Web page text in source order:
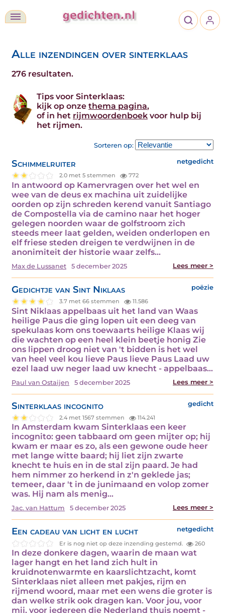
Alle inzendingen over sinterklaas
276 resultaten.
Tips voor Sinterklaas:
kijk op onze thema pagina,
of in het rijmwoordenboek voor hulp bij
het rijmen.
Sorteren op:
Schimmelruiter netgedicht
2.0 met 5 stemmen 772
In antwoord op Kamervragen over het wel en
wee van de deus ex machina uit zuidelijke
oorden op zijn schreden kerend vanuit Santiago
de Compostella via de camino naar het hoger
gelegen noorden waar de golfstroom zich
steeds meer laat gelden, weiden onderlopen en
elf friese steden dreigen te verdwijnen in de
anonimiteit der historie waar zelfs…
Max de Lussanet 5 december 2025 Lees meer >
Gedichtje van Sint Niklaas poëzie
3.7 met 66 stemmen 11.586
Sint Niklaas appelbaas uit het land van Waas
heilige Paus die ging lopen uit een deeg van
spekulaas kom ons toewaarts heilige Klaas wij
die wachten op een heel klein beetje honig Zie
ons lippen droog niet van 't bidden is het wel
van heel veel kou lieve Paus lieve Paus Laad uw
ezel laad uw neger laad uw knecht - appelbaas…
Paul van Ostaijen 5 december 2025 Lees meer >
Sinterklaas incognito gedicht
2.4 met 1567 stemmen 114.241
In Amsterdam kwam Sinterklaas een keer
incognito: geen tabbaard om geen mijter op; hij
kwam er maar es zo, als een gewone oude heer
met lange witte baard; hij liet zijn zwarte
knecht te huis en in de stal zijn paard. Je had
hem nimmer zo herkend in z'n geklede jas;
temeer, daar 't in de junimaand en volop zomer
was. Hij nam als menig…
Jac. van Hattum 5 december 2025 Lees meer >
Een cadeau van licht en lucht netgedicht
Er is nog niet op deze inzending gestemd. 260
In deze donkere dagen, waarin de maan wat
lager hangt en het land zich hult in
kruidnotenwarmte en kaarslichtzacht, komt
Sinterklaas niet alleen met pakjes, rijm en
rijmend woord, maar met een wens die groter is
dan welke strik ook dragen kan. Voor jou, voor
mij, voor iedereen die Nederland thuis noemt -